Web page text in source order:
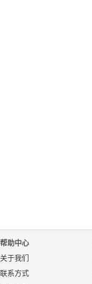
帮助中心
关于我们
联系方式